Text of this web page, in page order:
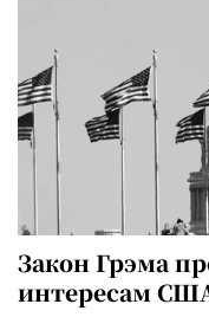
Закон Грэма
интересам